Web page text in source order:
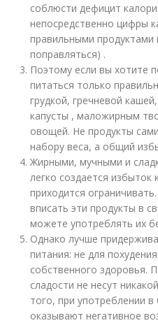
соблюсти дефицит
непосредственно цифры
правильными
поправляться) .
Поэтому если вы хотите
питаться только
грудкой, гречневой
капусты , маложирным
овощей. Не продукты
набору веса, а общий
Жирными, мучными и
легко создается
приходится
вписать эти продукты в
можете употреблять их
Однако лучше
питания: не для
собственного здоровья.
сладости не несут
того, при употреблении
оказывают негативное